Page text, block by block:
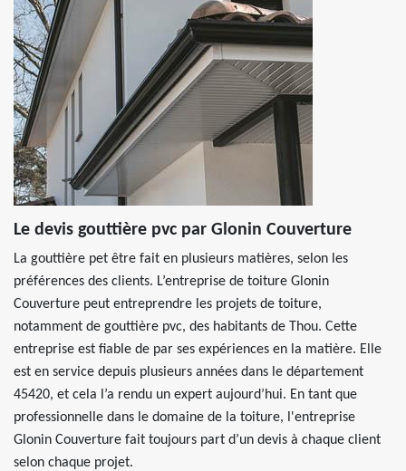
Le devis gouttière pvc par Glonin Couverture
La gouttière pet être fait en plusieurs matières, selon les
préférences des clients. L’entreprise de toiture Glonin
Couverture peut entreprendre les projets de toiture,
notamment de gouttière pvc, des habitants de Thou. Cette
entreprise est fiable de par ses expériences en la matière. Elle
est en service depuis plusieurs années dans le département
45420, et cela l’a rendu un expert aujourd’hui. En tant que
professionnelle dans le domaine de la toiture, l'entreprise
Glonin Couverture fait toujours part d’un devis à chaque client
selon chaque projet.